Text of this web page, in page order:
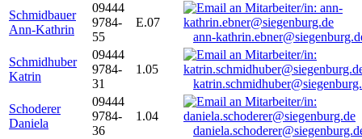
Schmidbauer
Ann-Kathrin
09444
9784-
55
E.07
ann-
Schmidhuber
Katrin
09444
9784-
31
1.05
Schoderer
Daniela
09444
9784-
36
1.04